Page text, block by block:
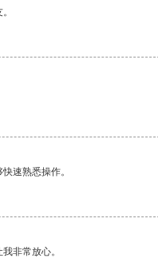
速熟悉操作。
非常放心。